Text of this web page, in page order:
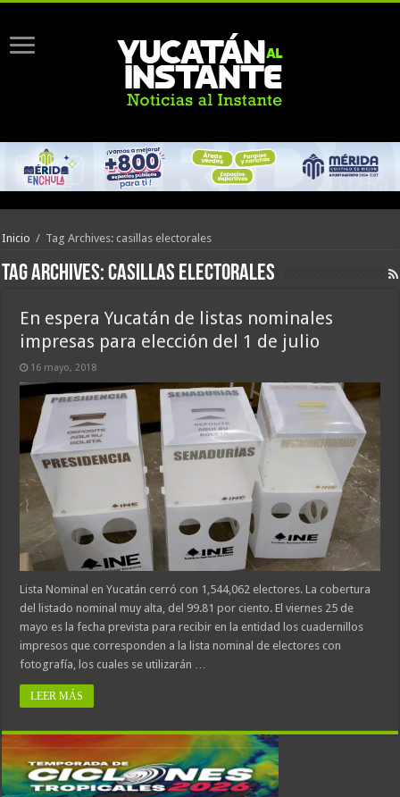
Inicio / Tag Archives: casillas electorales
Tag Archives:casillas electorales
En espera Yucatán de listas nominales
impresas para elección del 1 de julio
16 mayo, 2018
Lista Nominal en Yucatán cerró con 1,544,062 electores. La cobertura
del listado nominal muy alta, del 99.81 por ciento. El viernes 25 de
mayo es la fecha prevista para recibir en la entidad los cuadernillos
impresos que corresponden a la lista nominal de electores con
fotografía, los cuales se utilizarán …
LEER MÁS